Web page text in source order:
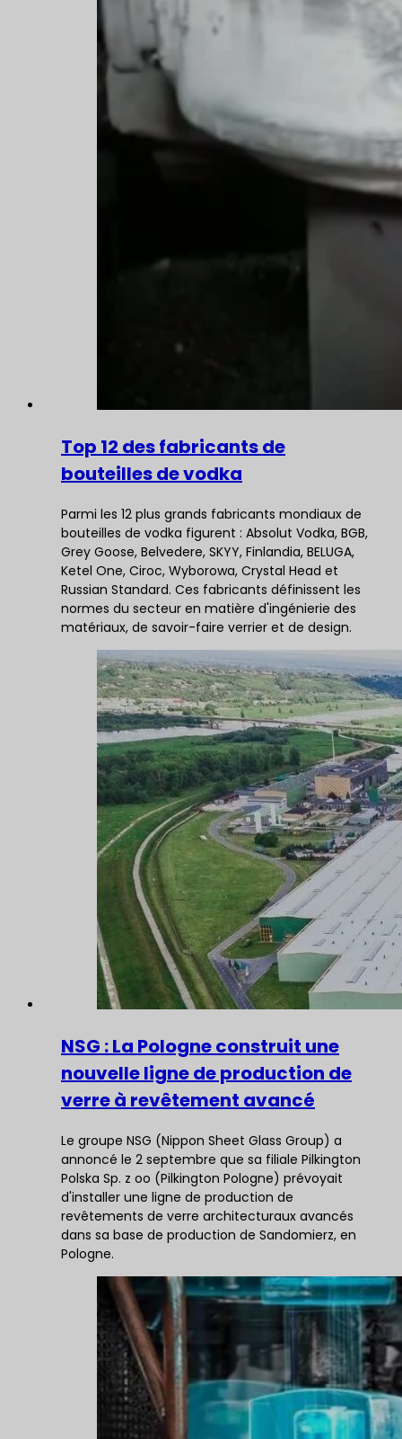
Top 12 des fabricants de
bouteilles de vodka
Parmi les 12 plus grands fabricants mondiaux de
bouteilles de vodka figurent : Absolut Vodka, BGB,
Grey Goose, Belvedere, SKYY, Finlandia, BELUGA,
Ketel One, Ciroc, Wyborowa, Crystal Head et
Russian Standard. Ces fabricants définissent les
normes du secteur en matière d'ingénierie des
matériaux, de savoir-faire verrier et de design.
NSG : La Pologne construit une
nouvelle ligne de production de
verre à revêtement avancé
Le groupe NSG (Nippon Sheet Glass Group) a
annoncé le 2 septembre que sa filiale Pilkington
Polska Sp. z oo (Pilkington Pologne) prévoyait
d'installer une ligne de production de
revêtements de verre architecturaux avancés
dans sa base de production de Sandomierz, en
Pologne.